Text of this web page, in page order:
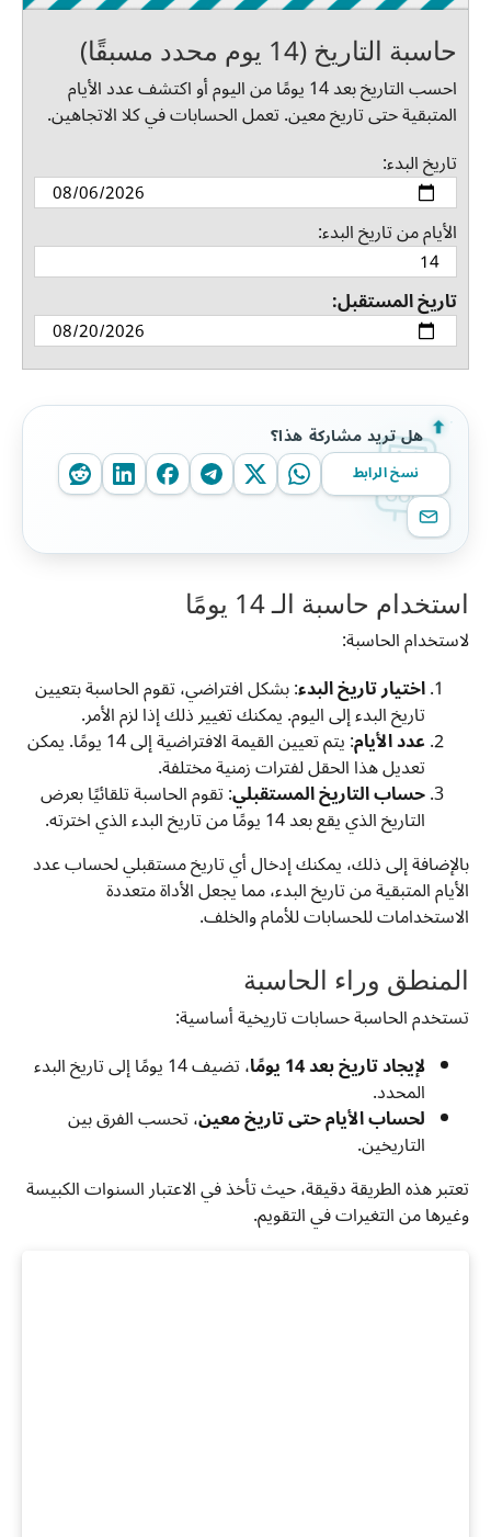
حاسبة التاريخ (14 يوم محدد مسبقًا)
احسب التاريخ بعد 14 يومًا من اليوم أو اكتشف عدد الأيام
المتبقية حتى تاريخ معين. تعمل الحسابات في كلا الاتجاهين.
تاريخ البدء:
الأيام من تاريخ البدء:
تاريخ المستقبل:
هل تريد مشاركة هذا؟
نسخ الرابط
استخدام حاسبة الـ 14 يومًا
لاستخدام الحاسبة:
اختيار تاريخ البدء: بشكل افتراضي، تقوم الحاسبة بتعيين
تاريخ البدء إلى اليوم. يمكنك تغيير ذلك إذا لزم الأمر.
عدد الأيام : يتم تعيين القيمة الافتراضية إلى 14 يومًا. يمكن
تعديل هذا الحقل لفترات زمنية مختلفة.
حساب التاريخ المستقبلي: تقوم الحاسبة تلقائيًا بعرض
التاريخ الذي يقع بعد 14 يومًا من تاريخ البدء الذي اخترته.
بالإضافة إلى ذلك، يمكنك إدخال أي تاريخ مستقبلي لحساب عدد
الأيام المتبقية من تاريخ البدء، مما يجعل الأداة متعددة
الاستخدامات للحسابات للأمام والخلف.
المنطق وراء الحاسبة
تستخدم الحاسبة حسابات تاريخية أساسية:
لإيجاد تاريخ بعد 14 يومًا
، تضيف 14 يومًا إلى تاريخ البدء
المحدد.
لحساب الأيام حتى تاريخ معين، تحسب الفرق بين
التاريخين.
تعتبر هذه الطريقة دقيقة، حيث تأخذ في الاعتبار السنوات الكبيسة
وغيرها من التغيرات في التقويم.